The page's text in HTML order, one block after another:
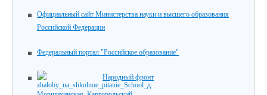
Официальный сайт Министерства науки и высшего образования
Российской Федерации
Федеральный портал "Российское образование"
Народный фронт